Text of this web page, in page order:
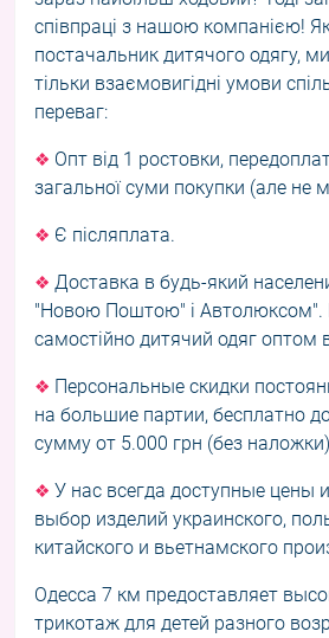
співпраці з нашою компанією!
постачальник дитячого одягу,
тільки взаємовигідні умови
переваг:
❖ Опт від 1 ростовки,
загальної суми покупки (але не
❖ Є післяплата.
❖ Доставка в будь-який
"Новою Поштою" і
самостійно дитячий одяг оптом
❖ Персональные скидки
на большие партии, бесплатно
сумму от 5.000 грн (без
❖ У нас всегда доступные цены
выбор изделий украинского,
китайского и вьетнамского
Одесса 7 км предоставляет
трикотаж для детей разного